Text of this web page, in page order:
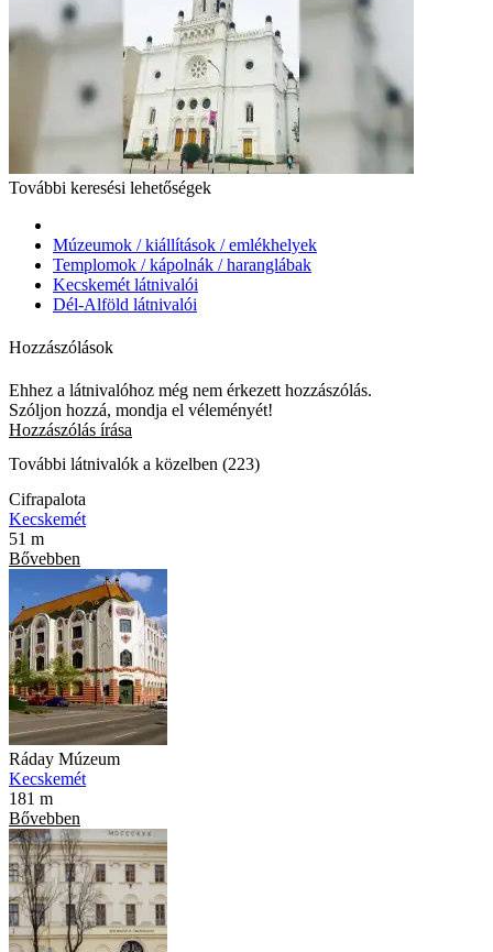
További keresési lehetőségek
Múzeumok / kiállítások / emlékhelyek
Templomok / kápolnák / haranglábak
Kecskemét látnivalói
Dél-Alföld látnivalói
Hozzászólások
Ehhez a látnivalóhoz még nem érkezett hozzászólás.
Szóljon hozzá, mondja el véleményét!
Hozzászólás írása
További látnivalók a közelben (223)
Cifrapalota
Kecskemét
51 m
Bővebben
Ráday Múzeum
Kecskemét
181 m
Bővebben